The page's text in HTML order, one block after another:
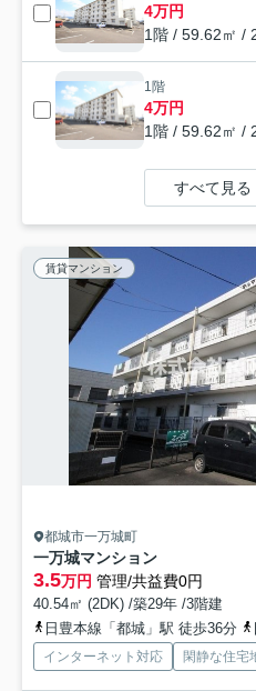
4万円
1階 / 59.62㎡ /
1階
4万円
1階 / 59.62㎡ /
すべて見る
賃貸マンション
都城市一万城町
一万城マンション
3.5万円 管理/共益費0円
40.54㎡ (2DK) /築29年 /3階建
日豊本線「都城」駅 徒歩36分
インターネット対応 閑静な住宅